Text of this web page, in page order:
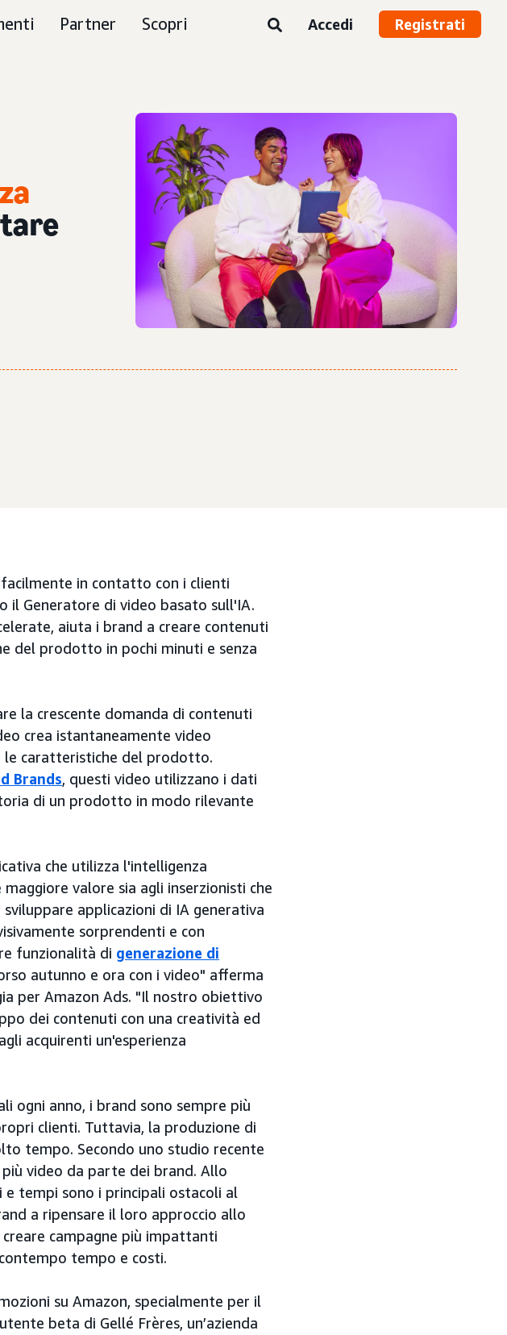
Partner Scopri Accedi Registrati
in contatto con i clienti
il Generatore di video basato sull'IA.
aiuta i brand a creare contenuti
del prodotto in pochi minuti e senza
la crescente domanda di contenuti
crea istantaneamente video
caratteristiche del prodotto.
Brands, questi video utilizzano i dati
di un prodotto in modo rilevante
che utilizza l'intelligenza
valore sia agli inserzionisti che
applicazioni di IA generativa
sorprendenti e con
funzionalità di generazione di
autunno e ora con i video" afferma
per Amazon Ads. "Il nostro obiettivo
dei contenuti con una creatività ed
acquirenti un'esperienza
ogni anno, i brand sono sempre più
clienti. Tuttavia, la produzione di
tempo. Secondo uno studio recente
video da parte dei brand. Allo
e tempi sono i principali ostacoli al
a ripensare il loro approccio allo
campagne più impattanti
tempo e costi.
su Amazon, specialmente per il
beta di Gellé Frères, un’azienda